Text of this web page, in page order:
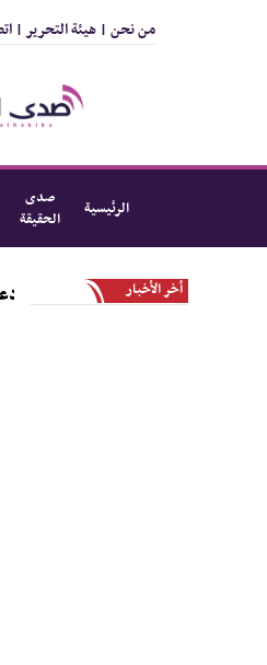
من نحن | هيئة التحرير |
الرئيسية
صدى
الحقيقة
أخر الأخبار
عدن تؤيد دعوة تنفيذية